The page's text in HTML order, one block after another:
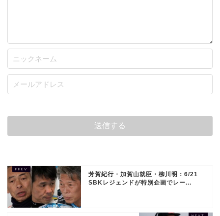
芳賀紀行・加賀山就臣・柳川明：6/21
SBKレジェンドが特別企画でレー...